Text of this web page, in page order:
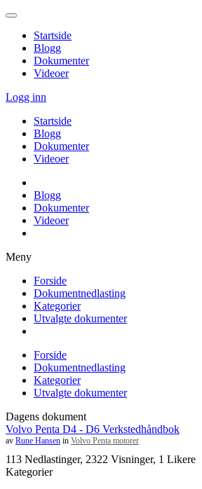
Startside
Blogg
Dokumenter
Videoer
Logg inn
Startside
Blogg
Dokumenter
Videoer
Blogg
Dokumenter
Videoer
Meny
Forside
Dokumentnedlasting
Kategorier
Utvalgte dokumenter
Forside
Dokumentnedlasting
Kategorier
Utvalgte dokumenter
Dagens dokument
Volvo Penta D4 - D6 Verkstedhåndbok
av Rune Hansen in Volvo Penta motorer
113 Nedlastinger, 2322 Visninger, 1 Likere
Kategorier